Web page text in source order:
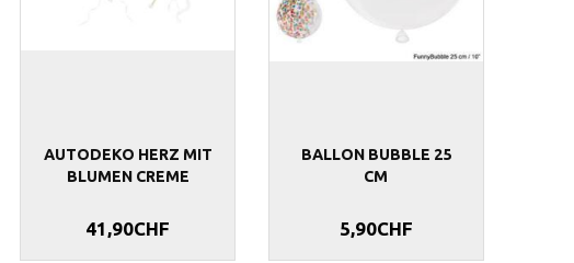
AUTODEKO HERZ MIT
BLUMEN CREME
41,90CHF
BALLON BUBBLE 25
CM
5,90CHF